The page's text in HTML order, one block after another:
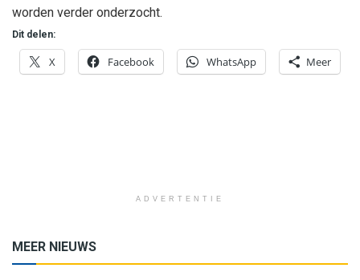
worden verder onderzocht.
Dit delen:
X Facebook WhatsApp Meer
ADVERTENTIE
MEER NIEUWS